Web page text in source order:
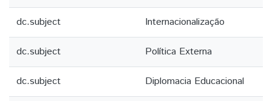
dc.subject Internacionalização
dc.subject Política Externa
dc.subject Diplomacia Educacional